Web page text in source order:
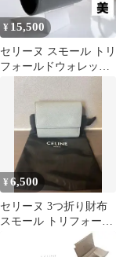
¥ 15,500
セリーヌ スモール トリ
フォールドウォレット
¥6,500
セリーヌ 3つ折り財布
スモール トリフォール
ドウォレット レザー